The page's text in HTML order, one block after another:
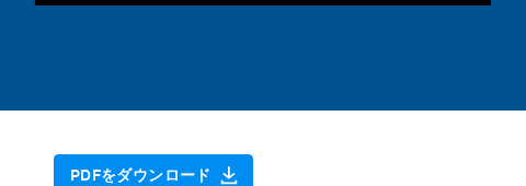
PDFをダウンロード